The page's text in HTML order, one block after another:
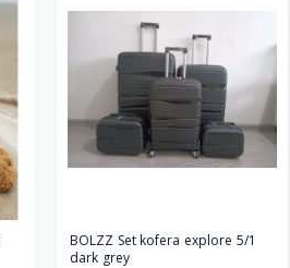
BOLZZ Set kofera explore 5/1
dark grey